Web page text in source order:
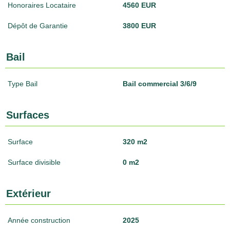
Honoraires Locataire 4560 EUR
Dépôt de Garantie 3800 EUR
Bail
Type Bail Bail commercial 3/6/9
Surfaces
Surface 320 m2
Surface divisible 0 m2
Extérieur
Année construction 2025